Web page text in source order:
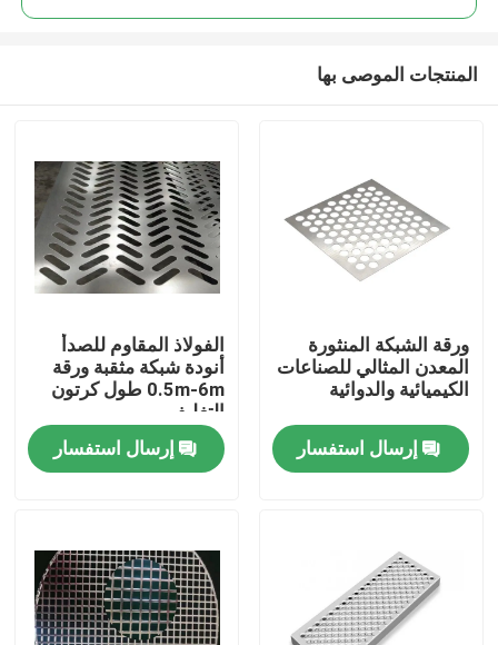
المنزل
برنامج VR
المنتجات الموصى بها
ورقة الشبكة المنثورة
المعدن المثالي للصناعات
الكيميائية والدوائية
إرسال استفسار
الفولاذ المقاوم للصدأ
أنودة شبكة مثقبة ورقة
0.5m-6m طول كرتون
التغليف
إرسال استفسار